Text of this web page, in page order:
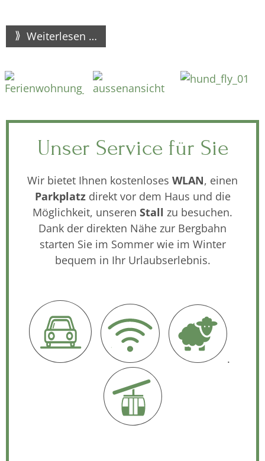
Weiterlesen …
Unser Service für Sie
Wir bietet Ihnen kostenloses WLAN, einen
Parkplatzdirekt vor dem Haus und die
Möglichkeit, unseren Stall zu besuchen.
Dank der direkten Nähe zur Bergbahn
starten Sie im Sommer wie im Winter
bequem in Ihr Urlaubserlebnis.
.